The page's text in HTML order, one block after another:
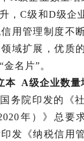
，C级和D级企
用管理制度不
域扩展，优质
名片”。
本 A级企业数量
务院印发的《
年）》总要
发《纳税信用